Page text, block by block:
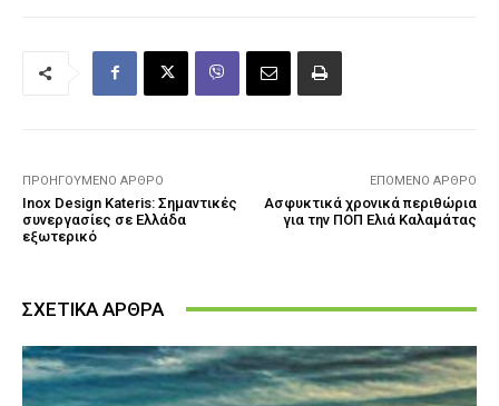
ΠΡΟΗΓΟΎΜΕΝΟ ΆΡΘΡΟ
Inox Design Kateris: Σημαντικές
συνεργασίες σε Ελλάδα
εξωτερικό
ΕΠΌΜΕΝΟ ΆΡΘΡΟ
Ασφυκτικά χρονικά περιθώρια
για την ΠΟΠ Ελιά Καλαμάτας
ΣΧΕΤΙΚΑ ΑΡΘΡΑ